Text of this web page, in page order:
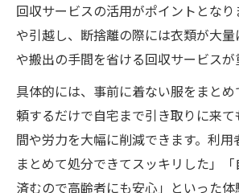
回収サービスの活用がポイントとな
や引越し、断捨離の際には衣類が大
や搬出の手間を省ける回収サービスが
具体的には、事前に着ない服をまと
頼するだけで自宅まで引き取りに来
間や労力を大幅に削減できます。利
まとめて処分できてスッキリした」
済むので高齢者にも安心」といった体